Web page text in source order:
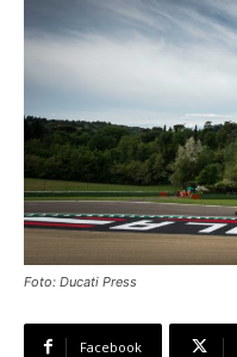
Foto: Ducati Press
Facebook